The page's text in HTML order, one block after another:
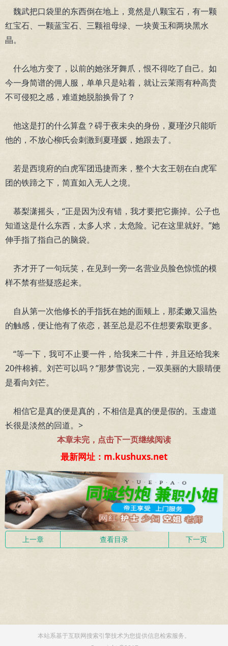
魏武把口袋里的东西倒在地上，竟然是八颗宝石，有一颗
红宝石、一颗蓝宝石、三颗祖母绿、一块黄玉和两块黑水
晶。
什么地方变了，以前的她张牙舞爪，恨不得吃了自己。如
今一身简谱的佣人服，单单只是站着，就让云茉雨有种高贵
不可侵犯之感，难道她脱胎换骨了？
他这是打的什么算盘？碍于夜未央的身份，夏瑾汐只能听
他的，不放心柳氏会刺激到夏瑾媛，她跟去了。
若是西境府的白虎军团迅捷而来，整个大玄王朝在白虎军
团的铁蹄之下，简直如入无人之境。
慕梨潇摇头，“正是因为没有错，我才要把它撕掉。公子也
知道这是什么东西，太多人求，太危险。记在这里就好。”她
伸手指了指自己的脑袋。
齐才开了一句玩笑，在见到一旁一名营业员脸色惊慌的模
样不禁有些疑惑起来。
自从第一次他修长的手指抚在她的面颊上，那柔嫩又温热
的触感，便让他有了依恋，甚至总是忍不住想要索取更多。
“等一下，我可不止要一件，给我来二十件，并且还给我来
20件棉裤。刘芒可以吗？”那梦雪说完，一双美丽的大眼睛便
是看向刘芒。
相信它是真的便是真的，不相信是真的便是假的。玉虚道
长很是淡然的回道。 >
本章未完，点击下一页继续阅读
最新网址：m.kushuxs.net
上一章 查看目录 下一页
本站系基于互联网搜索引擎技术为您提供信息检索服务。